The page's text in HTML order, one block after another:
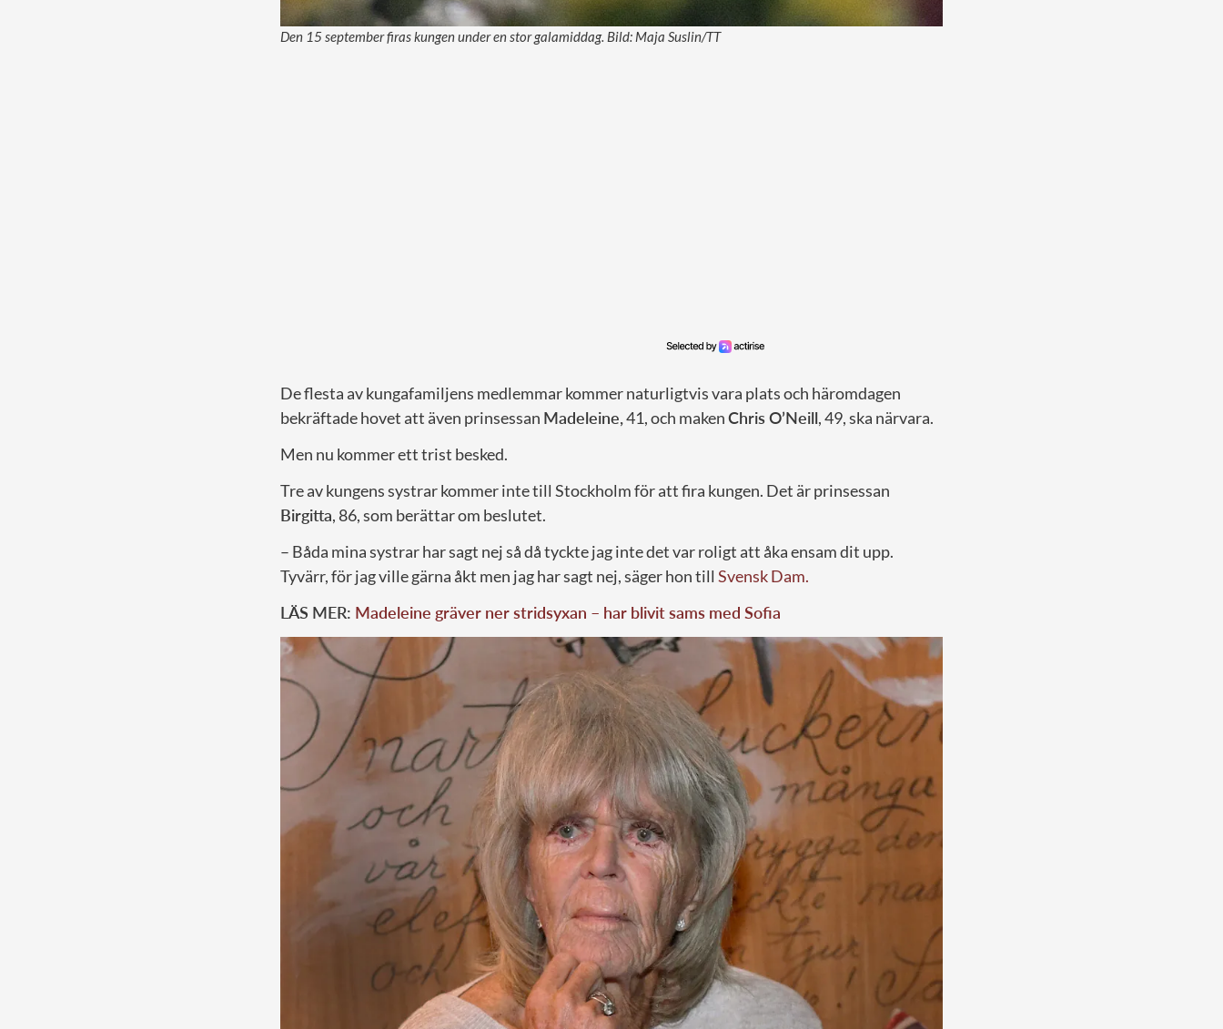
Den 15 september firas kungen under en stor galamiddag. Bild: Maja Suslin/TT
De flesta av kungafamiljens medlemmar kommer naturligtvis vara plats och häromdagen
bekräftade hovet att även prinsessan Madeleine,41, och makenChris O’Neill, 49, ska närvara.
Men nu kommer ett trist besked.
Tre av kungens systrar kommer inte till Stockholm för att fira kungen. Det är prinsessan
Birgitta, 86, som berättar om beslutet.
– Båda mina systrar har sagt nej så då tyckte jag inte det var roligt att åka ensam dit upp.
Tyvärr, för jag ville gärna åkt men jag har sagt nej, säger hon till Svensk Dam.
LÄS MER: Madeleine gräver ner stridsyxan – har blivit sams med Sofia